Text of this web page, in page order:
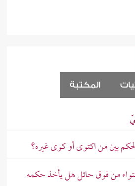
المكتبة
بين من اكتوى أو كوى غيره؟
من فوق حائل هل يأخذ حكمه